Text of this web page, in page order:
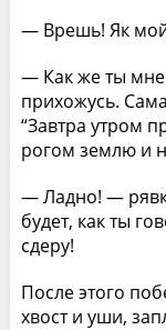
— Врешь! Як мой
— Как же ты мне
прихожусь.
“Завтра утром
рогом землю и
— Ладно! —
будет, как ты
сдеру!
После этого
хвост и уши,